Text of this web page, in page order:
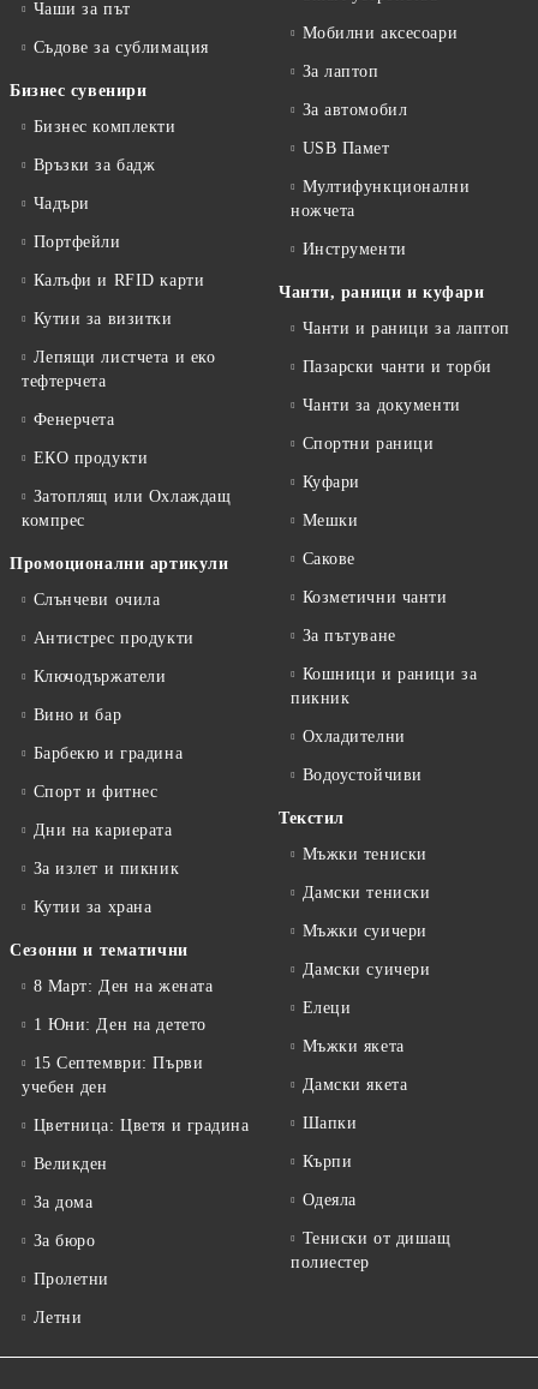
Чаши за път
Съдове за сублимация
Бизнес сувенири
Бизнес комплекти
Връзки за бадж
Чадъри
Портфейли
Калъфи и RFID карти
Кутии за визитки
Лепящи листчета и еко
тефтeрчета
Фенерчета
ЕКО продукти
Затоплящ или Охлаждащ
компрес
Промоционални артикули
Слънчеви очила
Антистрес продукти
Ключодържатели
Вино и бар
Барбекю и градина
Спорт и фитнес
Дни на кариерата
За излет и пикник
Кутии за храна
Сезонни и тематични
8 Март: Ден на жената
1 Юни: Ден на детето
15 Септември: Първи
учебен ден
Цветница: Цветя и градина
Великден
За дома
За бюро
Пролетни
Летни
Мобилни аксесоари
За лаптоп
За автомобил
USB Памет
Мултифункционални
ножчета
Инструменти
Чанти, раници и куфари
Чанти и раници за лаптоп
Пазарски чанти и торби
Чанти за документи
Спортни раници
Куфари
Мешки
Сакове
Козметични чанти
За пътуване
Кошници и раници за
пикник
Охладителни
Водоустойчиви
Текстил
Мъжки тениски
Дамски тениски
Мъжки суичери
Дамски суичери
Елеци
Мъжки якета
Дамски якета
Шапки
Кърпи
Одеяла
Тениски от дишащ
полиестер